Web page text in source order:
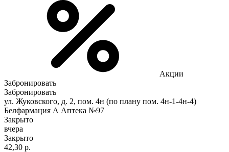
Акции
Забронировать
Забронировать
ул. Жуковского, д. 2, пом. 4н (по плану пом. 4н-1-4н-4)
Белфармация А Аптека №97
Закрыто
вчера
Закрыто
42,30 р.